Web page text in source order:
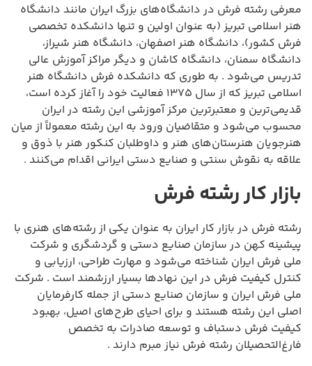
معرفی رشته فرش در دانشگاه‌های بزرگ ایران مانند دانشگاه
هنر اسلامی تبریز (به عنوان اولین و تنها دانشکده تخصصی
فرش کشور)، دانشگاه هنر اصفهان، دانشگاه هنر شیراز،
دانشگاه سمنان، دانشگاه کاشان و دیگر مراکز آموزش عالی
تدریس می‌شود . به طوری که دانشکده فرش دانشگاه هنر
اسلامی تبریز که از سال ۱۳۷۵ فعالیت خود را آغاز کرده است،
قدیمی‌ترین و معتبرترین مرکز آموزشی این رشته در ایران
محسوب می‌شود و متقاضیان ورود به این رشته معمولاً از میان
هنرجویان هنرستان‌های هنر و داوطلبان کنکور هنر با ذوق و
علاقه به نقوش سنتی و صنایع دستی ایرانی اقدام می‌کنند .
بازار کار رشته فرش
رشته فرش در بازار کار ایران به عنوان یکی از رشته‌های هنری با
پیشینه کهن در سازمان صنایع دستی و گردشگری و شرکت
ملی فرش ایران شناخته می‌شود و مهارت طراحی، ارزیابی و
کنترل کیفیت فرش در این نهادها بسیار ارزشمند است . شرکت
ملی فرش ایران و سازمان صنایع دستی از جمله کارفرمایان
اصلی این رشته هستند و برای احیای طرح‌های اصیل، بهبود
کیفیت فرش دستباف و توسعه صادرات به تخصص
فارغ‌التحصیلان رشته فرش نیاز مبرم دارند .